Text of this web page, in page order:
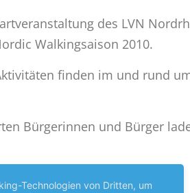
des LVN
Walkingsaison 2010.
finden im und rund
Bürgerinnen und Bürger
diesen Internetseiten.
Technologien von Dritten, um